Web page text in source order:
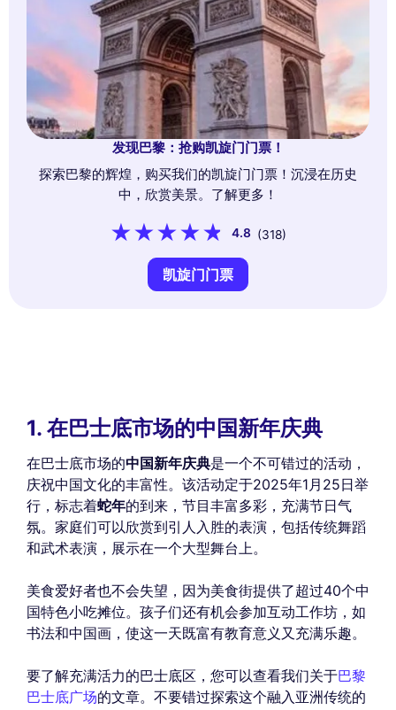
发现巴黎：抢购凯旋门门票！
探索巴黎的辉煌，购买我们的凯旋门门票！沉浸在历史
中，欣赏美景。了解更多！
4.8 (318)
凯旋门门票
1. 在巴士底市场的中国新年庆典
在巴士底市场的中国新年庆典是一个不可错过的活动，
庆祝中国文化的丰富性。该活动定于2025年1月25日举
行，标志着蛇年的到来，节目丰富多彩，充满节日气
氛。家庭们可以欣赏到引人入胜的表演，包括传统舞蹈
和武术表演，展示在一个大型舞台上。
美食爱好者也不会失望，因为美食街提供了超过40个中
国特色小吃摊位。孩子们还有机会参加互动工作坊，如
书法和中国画，使这一天既富有教育意义又充满乐趣。
要了解充满活力的巴士底区，您可以查看我们关于巴黎
巴士底广场的文章。不要错过探索这个融入亚洲传统的